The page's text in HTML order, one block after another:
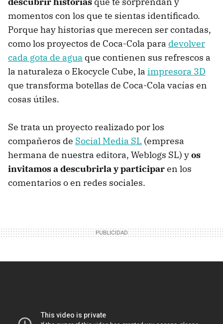
momentos con los que te sientas identificado.
Porque hay historias que merecen ser contadas,
como los proyectos de Coca-Cola para devolver
cada gota de agua que contienen sus refrescos a
la naturaleza o Ekocycle Cube, la impresora 3D
que transforma botellas de Coca-Cola vacías en
cosas útiles.
Se trata un proyecto realizado por los
compañeros de Social Media SL (empresa
hermana de nuestra editora, Weblogs SL) yos
invitamos a descubrirla y participaren los
comentarios o en redes sociales.